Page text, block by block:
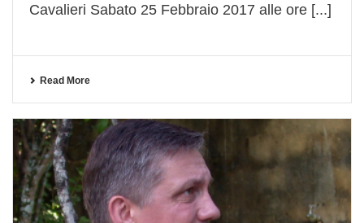
Cavalieri Sabato 25 Febbraio 2017 alle ore [...]
Read More